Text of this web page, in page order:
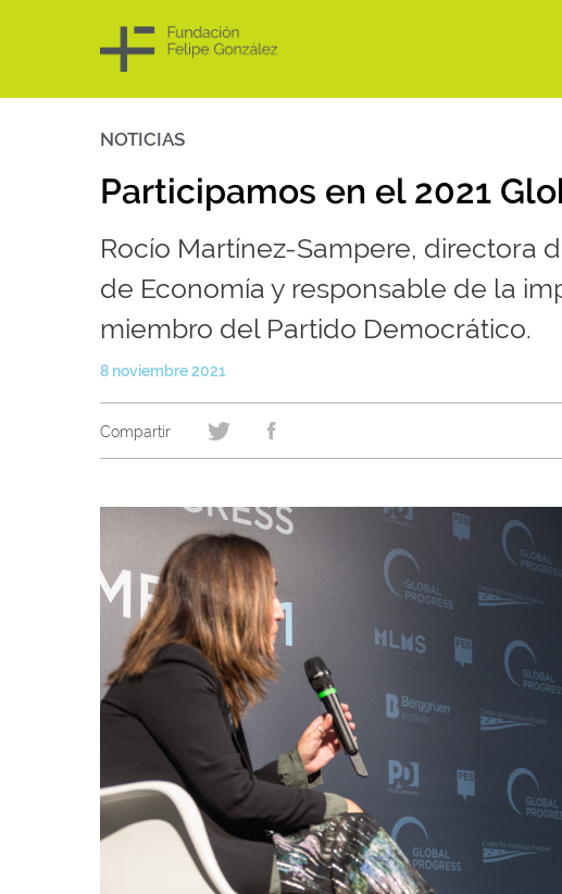
NOTICIAS
Participamos en el 2021
Rocío Martínez-Sampere, directora
de Economía y responsable de la
miembro del Partido Democrático.
8 noviembre 2021